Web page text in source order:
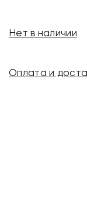
Нет в наличии
Оплата и